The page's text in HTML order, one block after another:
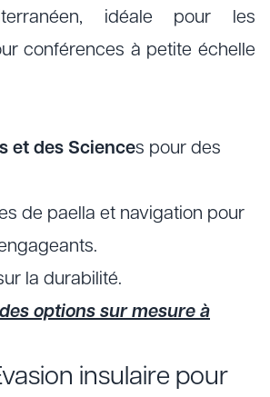
idéale pour les
conférences à petite échelle
et des Sciences pour des
de paella et navigation pour
la durabilité.
options sur mesure à
insulaire pour